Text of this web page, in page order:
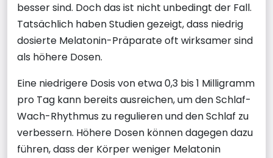
besser sind. Doch das ist nicht unbedingt der Fall.
Tatsächlich haben Studien gezeigt, dass niedrig
dosierte Melatonin-Präparate oft wirksamer sind
als höhere Dosen.
Eine niedrigere Dosis von etwa 0,3 bis 1 Milligramm
pro Tag kann bereits ausreichen, um den Schlaf-
Wach-Rhythmus zu regulieren und den Schlaf zu
verbessern. Höhere Dosen können dagegen dazu
führen, dass der Körper weniger Melatonin